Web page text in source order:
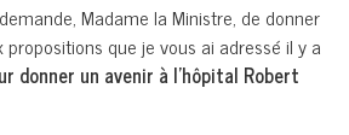
Madame la Ministre, de donner
que je vous ai adressé il y a
donner un avenir à l’hôpital Robert